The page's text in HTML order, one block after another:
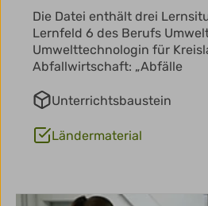
Die Datei enthält drei
Lernfeld 6 des Berufs
Umwelttechnologin für
Abfallwirtschaft: „Abfälle
Unterrichtsbaustein
Ländermaterial